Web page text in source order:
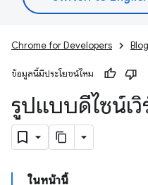
Chrome for Developers Blog
ข้อมูลนี้มีประโยชน์ไหม
รูปแบบดีไซน์เวิ
ในหน้านี้